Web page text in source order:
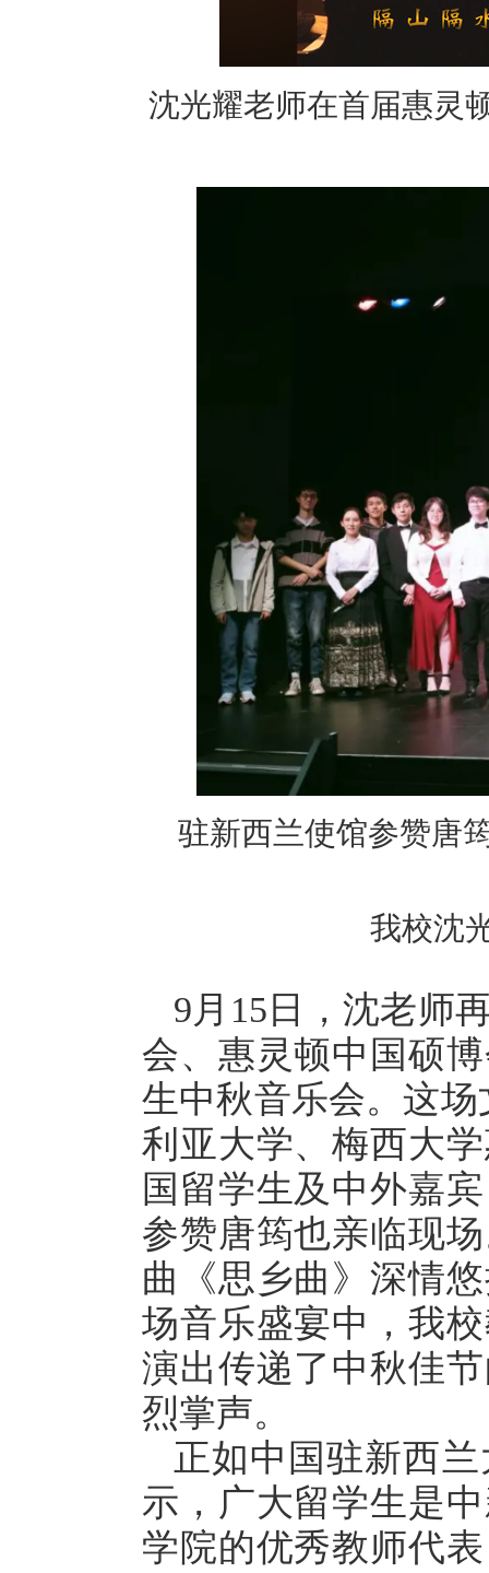
沈光耀老师在首届惠灵
驻新西兰使馆参赞唐
我校沈
9月 15 日，沈老师
会、惠灵顿中国硕
生中秋音乐会。这
利亚大学、梅西大
国留学生及中外嘉
参赞唐筠也亲临现
曲《思乡曲》深情
场音乐盛宴中，我
演出传递了中秋佳
烈掌声。
正如中国驻新西
示，广大留学生是
学院的优秀教师代